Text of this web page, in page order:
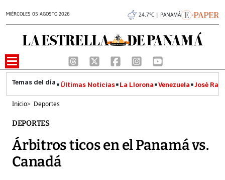
MIÉRCOLES 05 AGOSTO 2026 24.7°C | PANAMÁ
Últimas Noticias La Llorona Venezuela José
Inicio> Deportes
DEPORTES
Árbitros ticos en el Panamá vs.
Canadá